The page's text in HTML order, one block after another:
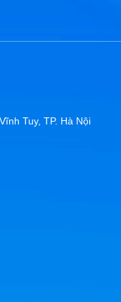
Tuy, TP. Hà Nội